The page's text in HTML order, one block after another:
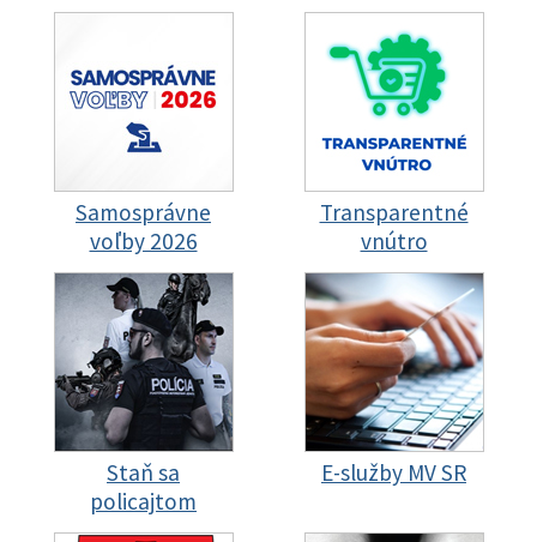
Samosprávne
voľby 2026
Transparentné
vnútro
Staň sa
policajtom
E-služby MV SR